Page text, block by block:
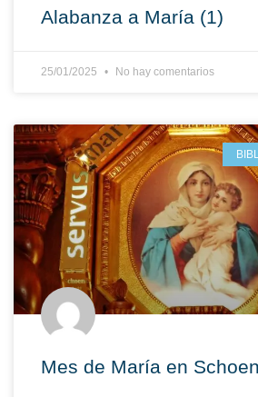
Alabanza a María (1)
25/01/2025 No hay comentarios
Mes de María en